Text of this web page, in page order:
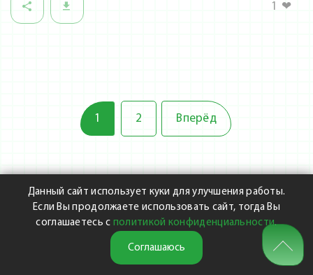
1 ❤
1 2 Вперёд
Данный сайт использует куки для улучшения работы.
Если Вы продолжаете использовать сайт, тогда Вы
соглашаетесь с политикой конфиденциальности.
Соглашаюсь